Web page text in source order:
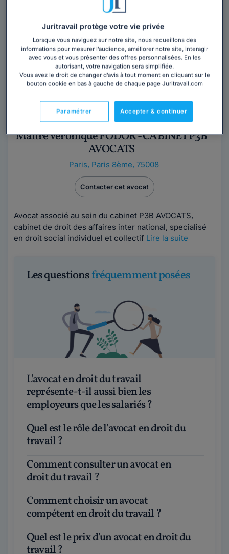
de Metz (Angle rue Serpenoise/ Place République),
intervient devant au soutien des...Lire la suite
Maître Véronique FODOR - CABINET P3B
AVOCATS
Paris, Paris 8ème, 75008
Contacter cet avocat
Avocat associé au sein du cabinet P3B AVOCATS,
cabinet de droit des affaires inter national, specialisé
en droit social individuel et collectif Lire la suite
Les questionsfréquemment posées
L'avocat en droit du travail
représente-t-il aussi bien les
employeurs que les salariés ?
Quel est le rôle de l'avocat en droit du
travail ?
Comment consulter un avocat en
droit du travail ?
Comment choisir un avocat
compétent en droit du travail ?
Quel est le prix d'un avocat en droit du
travail ?
Juritravail protège votre vie privée
Lorsque vous naviguez sur notre site, nous recueillons des
informations pour mesurer l’audience, améliorer notre site, interagir
avec vous et vous présenter des offres personnalisées. En les
autorisant, votre navigation sera simplifiée.
Vous avez le droit de changer d’avis à tout moment en cliquant sur le
bouton cookie en bas à gauche de chaque page Juritravail.com
Accepter & continuer
Paramétrer